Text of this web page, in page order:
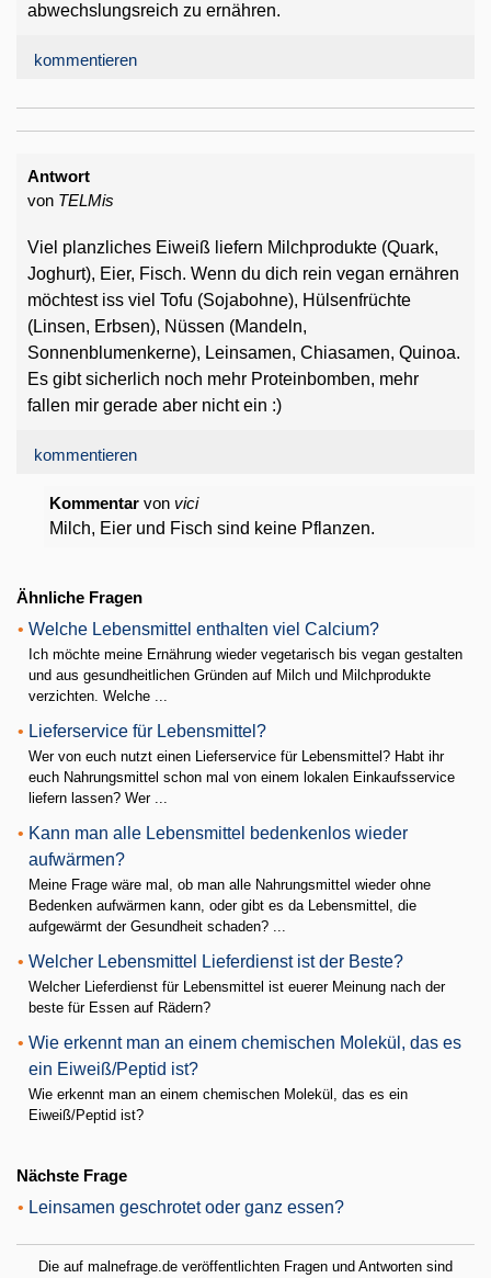
abwechslungsreich zu ernähren.
kommentieren
Antwort
von TELMis
Viel planzliches Eiweiß liefern Milchprodukte (Quark,
Joghurt), Eier, Fisch. Wenn du dich rein vegan ernähren
möchtest iss viel Tofu (Sojabohne), Hülsenfrüchte
(Linsen, Erbsen), Nüssen (Mandeln,
Sonnenblumenkerne), Leinsamen, Chiasamen, Quinoa.
Es gibt sicherlich noch mehr Proteinbomben, mehr
fallen mir gerade aber nicht ein :)
kommentieren
Kommentar von vici
Milch, Eier und Fisch sind keine Pflanzen.
Ähnliche Fragen
• Welche Lebensmittel enthalten viel Calcium?
Ich möchte meine Ernährung wieder vegetarisch bis vegan gestalten
und aus gesundheitlichen Gründen auf Milch und Milchprodukte
verzichten. Welche ...
• Lieferservice für Lebensmittel?
Wer von euch nutzt einen Lieferservice für Lebensmittel? Habt ihr
euch Nahrungsmittel schon mal von einem lokalen Einkaufsservice
liefern lassen? Wer ...
• Kann man alle Lebensmittel bedenkenlos wieder
aufwärmen?
Meine Frage wäre mal, ob man alle Nahrungsmittel wieder ohne
Bedenken aufwärmen kann, oder gibt es da Lebensmittel, die
aufgewärmt der Gesundheit schaden? ...
• Welcher Lebensmittel Lieferdienst ist der Beste?
Welcher Lieferdienst für Lebensmittel ist euerer Meinung nach der
beste für Essen auf Rädern?
• Wie erkennt man an einem chemischen Molekül, das es
ein Eiweiß/Peptid ist?
Wie erkennt man an einem chemischen Molekül, das es ein
Eiweiß/Peptid ist?
Nächste Frage
• Leinsamen geschrotet oder ganz essen?
Die auf malnefrage.de veröffentlichten Fragen und Antworten sind